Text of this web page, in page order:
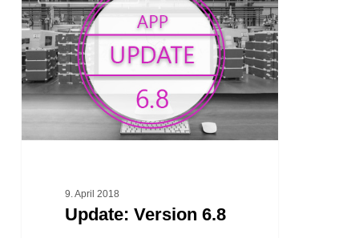
6.8
9. April 2018
Update: Version 6.8